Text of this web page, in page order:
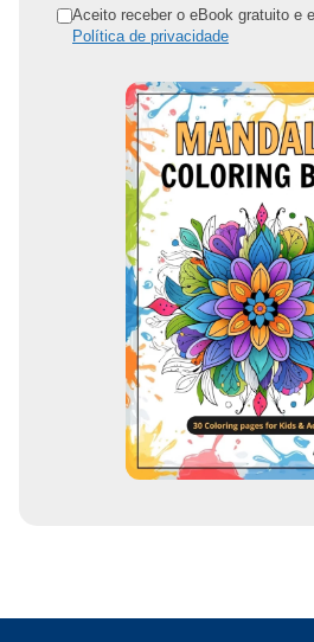
n Aceito receber o eBook gratuito e
Política de privacidade